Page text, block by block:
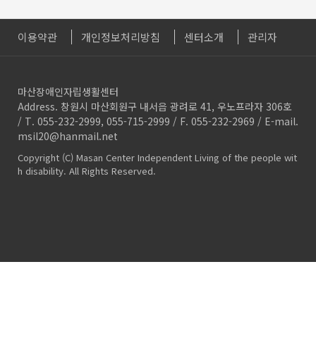
이용약관 개인정보처리방침 센터소개 관리자
마산장애인자립생활센터
Address. 창원시 마산회원구 내서읍 광려로 41, 우노프라자 306호
/ T. 055-232-2999, 055-715-2999 / F. 055-232-2969 / E-mail.
msil20@hanmail.net
Copyright (C) Masan Center Independent Living of the people wit
h disability. All Rights Reserved.